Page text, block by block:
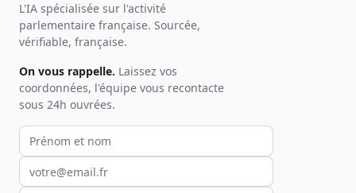
L'IA spécialisée sur l'activité
parlementaire française. Sourcée,
vérifiable, française.
On vous rappelle. Laissez vos
coordonnées, l'équipe vous recontacte
sous 24h ouvrées.
Votre prénom et nom
Votre email
Votre téléphone